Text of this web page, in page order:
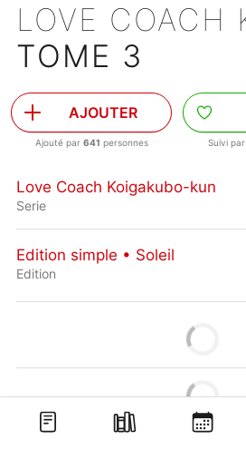
TOME 3
AJOUTER
Ajouté par 641 personnes Suivi par
Love Coach Koigakubo-kun
Serie
Edition simple • Soleil
Edition